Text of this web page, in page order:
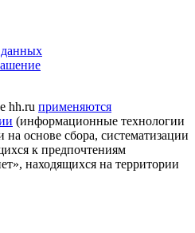
hh.ru применяются
(информационные технологии
основе сбора, систематизации
к предпочтениям
находящихся на территории